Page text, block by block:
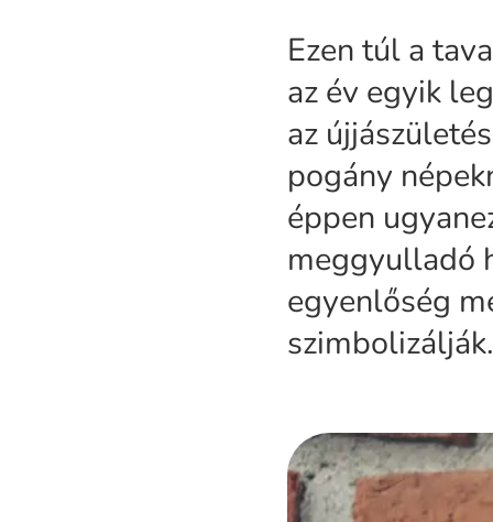
Ezen túl a
az év egyik
az
pogány
éppen
meggyulladó
egyenlőség